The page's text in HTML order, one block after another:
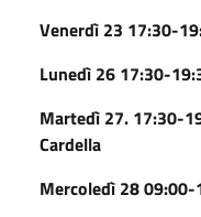
Venerdì 23 17:30-
Lunedì 26 17:30-
Martedì 27. 17:30-
Cardella
Mercoledì 28 09:00-